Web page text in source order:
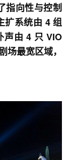
指向性与控制
扩系统由 4 组
声由 4 只 VIO
最宽区域，